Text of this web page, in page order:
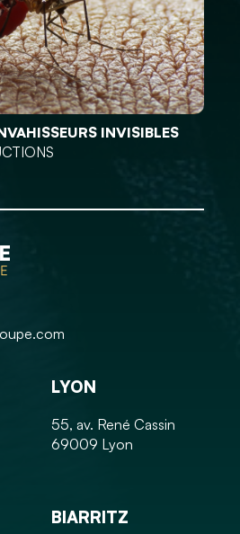
INVISIBLES
LYON
55, av. René Cassin
69009 Lyon
BIARRITZ